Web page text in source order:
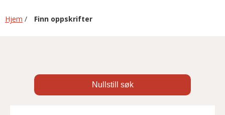
Hjem / Finn oppskrifter
Nullstill søk